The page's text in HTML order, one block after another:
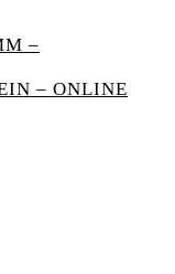
–
– ONLINE